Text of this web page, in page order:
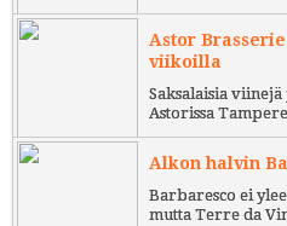
Astor
viikoilla
Saksalaisia
Astorissa
Alkon halvin
Barbaresco ei
mutta Terre da